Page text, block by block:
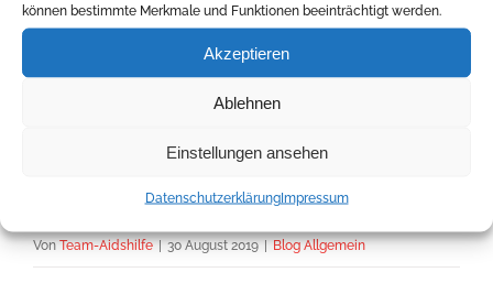
können bestimmte Merkmale und Funktionen beeinträchtigt werden.
Akzeptieren
Ablehnen
Einstellungen ansehen
DatenschutzerklärungImpressum
Maarweg 149-161
https://twitter.com/bzga_de
VonTeam-Aidshilfe | 30 August 2019 | Blog Allgemein